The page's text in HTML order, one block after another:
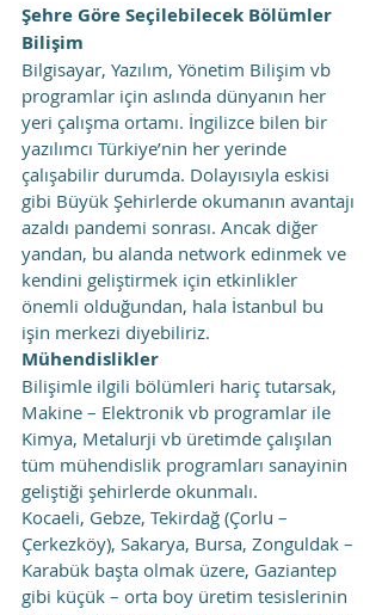
Şehre Göre Seçilebilecek Bölümler
Bilişim
Bilgisayar, Yazılım, Yönetim Bilişim vb
programlar için aslında dünyanın her
yeri çalışma ortamı. İngilizce bilen bir
yazılımcı Türkiye’nin her yerinde
çalışabilir durumda. Dolayısıyla eskisi
gibi Büyük Şehirlerde okumanın avantajı
azaldı pandemi sonrası. Ancak diğer
yandan, bu alanda network edinmek ve
kendini geliştirmek için etkinlikler
önemli olduğundan, hala İstanbul bu
işin merkezi diyebiliriz.
Mühendislikler
Bilişimle ilgili bölümleri hariç tutarsak,
Makine – Elektronik vb programlar ile
Kimya, Metalurji vb üretimde çalışılan
tüm mühendislik programları sanayinin
geliştiği şehirlerde okunmalı.
Kocaeli, Gebze, Tekirdağ (Çorlu –
Çerkezköy), Sakarya, Bursa, Zonguldak –
Karabük başta olmak üzere, Gaziantep
gibi küçük – orta boy üretim tesislerinin